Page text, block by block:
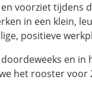
voorziet tijdens
in een klein,
positieve
en
het rooster voor